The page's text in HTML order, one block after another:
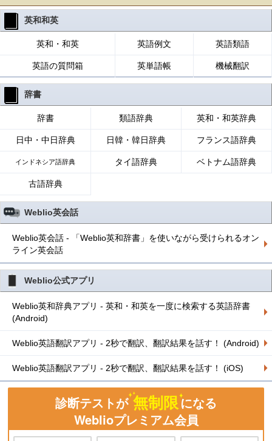
英和和英
英和・和英 英語例文 英語類語
英語の質問箱 英単語帳 機械翻訳
辞書
辞書 類語辞典 英和・和英辞典
日中・中日辞典 日韓・韓日辞典 フランス語辞典
インドネシア語辞典 タイ語辞典 ベトナム語辞典
古語辞典
Weblio英会話
Weblio英会話 - 「Weblio英和辞書」を使いながら受けられるオン
ライン英会話
Weblio公式アプリ
Weblio英和辞典アプリ - 英和・和英を一度に検索する英語辞書
(Android)
Weblio英語翻訳アプリ - 2秒で翻訳、翻訳結果を話す！ (Android)
Weblio英語翻訳アプリ - 2秒で翻訳、翻訳結果を話す！ (iOS)
診断テストが 無制限になる
Weblioプレミアム会員